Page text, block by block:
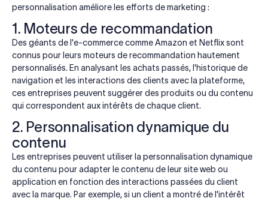
personnalisation améliore les efforts de marketing :
1. Moteurs de recommandation
Des géants de l'e-commerce comme Amazon et Netflix sont
connus pour leurs moteurs de recommandation hautement
personnalisés. En analysant les achats passés, l'historique de
navigation et les interactions des clients avec la plateforme,
ces entreprises peuvent suggérer des produits ou du contenu
qui correspondent aux intérêts de chaque client.
2. Personnalisation dynamique du
contenu
Les entreprises peuvent utiliser la personnalisation dynamique
du contenu pour adapter le contenu de leur site web ou
application en fonction des interactions passées du client
avec la marque. Par exemple, si un client a montré de l'intérêt